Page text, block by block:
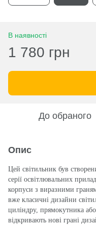
В наявності
1 780 грн
До обраного
Опис
Цей світильник був
серії освітлювальних
корпуси з виразними
вже класичні дизайни
циліндру, прямокутника
відкривають нові грані